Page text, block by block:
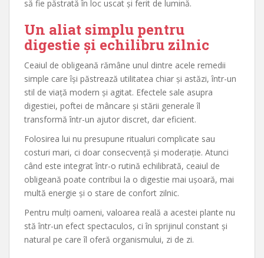
să fie păstrată în loc uscat și ferit de lumină.
Un aliat simplu pentru
digestie și echilibru zilnic
Ceaiul de obligeană rămâne unul dintre acele remedii
simple care își păstrează utilitatea chiar și astăzi, într-un
stil de viață modern și agitat. Efectele sale asupra
digestiei, poftei de mâncare și stării generale îl
transformă într-un ajutor discret, dar eficient.
Folosirea lui nu presupune ritualuri complicate sau
costuri mari, ci doar consecvență și moderație. Atunci
când este integrat într-o rutină echilibrată, ceaiul de
obligeană poate contribui la o digestie mai ușoară, mai
multă energie și o stare de confort zilnic.
Pentru mulți oameni, valoarea reală a acestei plante nu
stă într-un efect spectaculos, ci în sprijinul constant și
natural pe care îl oferă organismului, zi de zi.